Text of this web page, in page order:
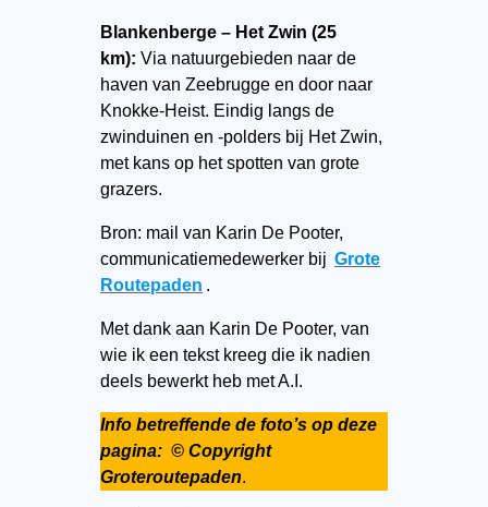
Blankenberge – Het Zwin (25
km): Via natuurgebieden naar de
haven van Zeebrugge en door naar
Knokke-Heist. Eindig langs de
zwinduinen en -polders bij Het Zwin,
met kans op het spotten van grote
grazers.
Bron: mail van Karin De Pooter,
communicatiemedewerker bij Grote
Routepaden .
Met dank aan Karin De Pooter, van
wie ik een tekst kreeg die ik nadien
deels bewerkt heb met A.I.
Info betreffende de foto’s op deze
pagina: © Copyright
Groteroutepaden.